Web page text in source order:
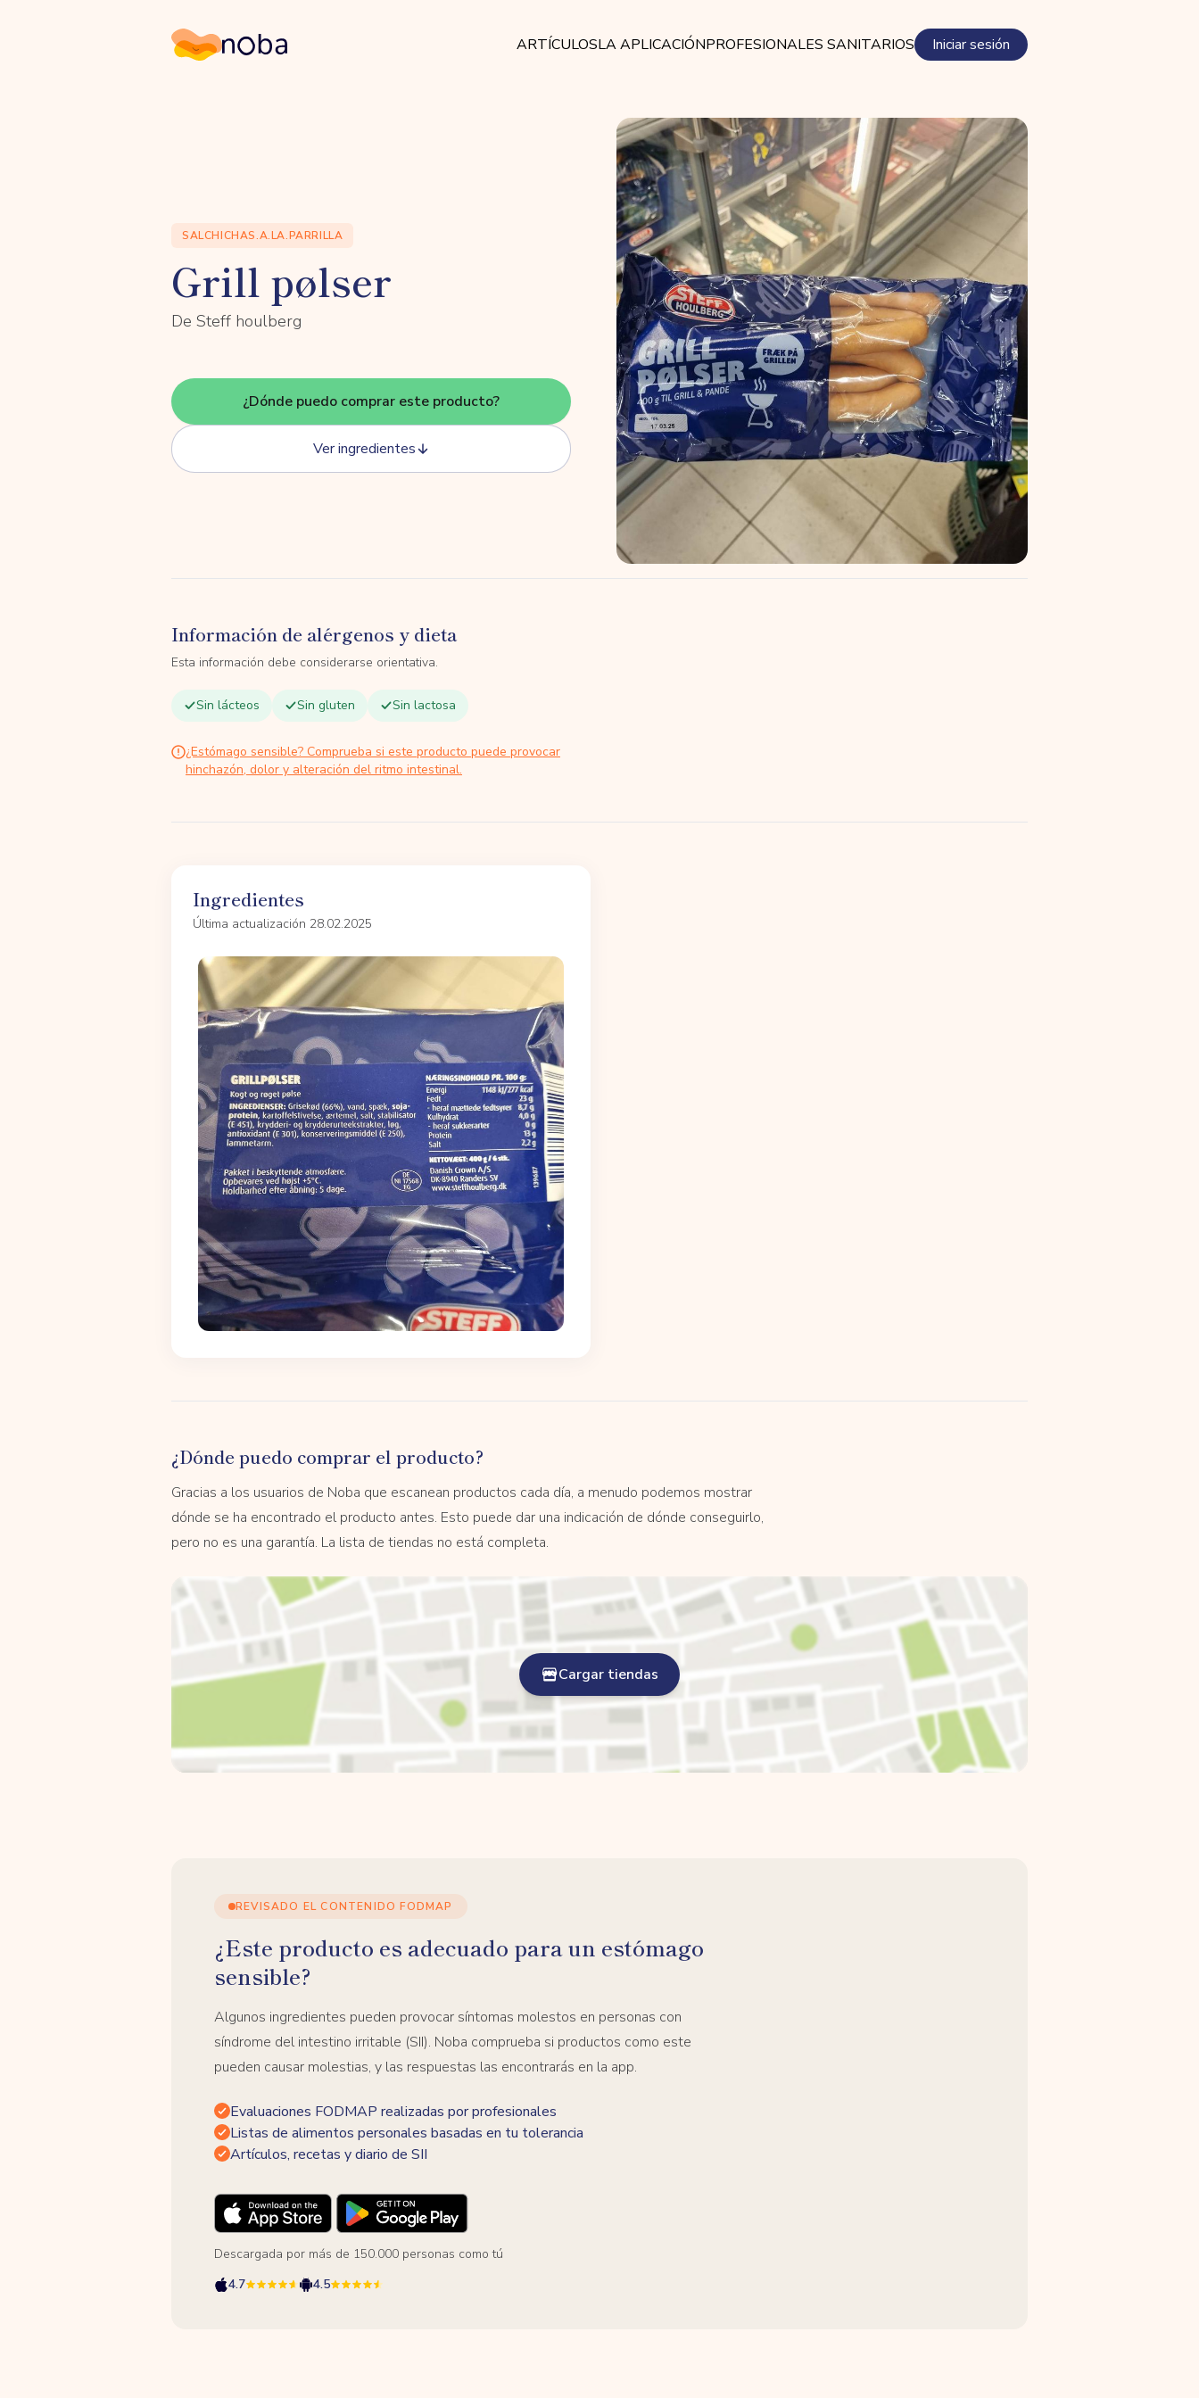
Noba ARTÍCULOSLA APLICACIÓNPROFESIONALES SANITARIOS Iniciar sesión
SALCHICHAS.A.LA.PARRILLA
Grill pølser
De Steff houlberg
¿Dónde puedo comprar este producto?
Ver ingredientes
Información de alérgenos y dieta
Esta información debe considerarse orientativa.
Sin lácteos Sin gluten Sin lactosa
¿Estómago sensible? Comprueba si este producto puede provocar
hinchazón, dolor y alteración del ritmo intestinal.
Ingredientes
Última actualización 28.02.2025
¿Dónde puedo comprar el producto?
Gracias a los usuarios de Noba que escanean productos cada día, a menudo podemos mostrar
dónde se ha encontrado el producto antes. Esto puede dar una indicación de dónde conseguirlo,
pero no es una garantía. La lista de tiendas no está completa.
Cargar tiendas
REVISADO EL CONTENIDO FODMAP
¿Este producto es adecuado para un estómago
sensible?
Algunos ingredientes pueden provocar síntomas molestos en personas con
síndrome del intestino irritable (SII). Noba comprueba si productos como este
pueden causar molestias, y las respuestas las encontrarás en la app.
Evaluaciones FODMAP realizadas por profesionales
Listas de alimentos personales basadas en tu tolerancia
Artículos, recetas y diario de SII
Descargada por más de 150.000 personas como tú
4.7
4.5